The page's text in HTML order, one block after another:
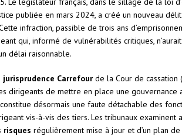
publiée en mars 2024, a créé un nouveau
infraction, passible de trois ans
qui, informé de vulnérabilités critiques,
délai raisonnable.
jurisprudence Carrefour de la Cour de
dirigeants de mettre en place une gouvernance
désormais une faute détachable des
vis-à-vis des tiers. Les tribunaux examinent
risques régulièrement mise à jour et d’un plan